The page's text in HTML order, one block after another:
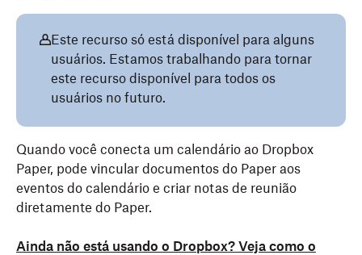
Este recurso só está disponível para alguns
usuários. Estamos trabalhando para tornar
este recurso disponível para todos os
usuários no futuro.
Quando você conecta um calendário ao Dropbox
Paper, pode vincular documentos do Paper aos
eventos do calendário e criar notas de reunião
diretamente do Paper.
Ainda não está usando o Dropbox? Veja como o